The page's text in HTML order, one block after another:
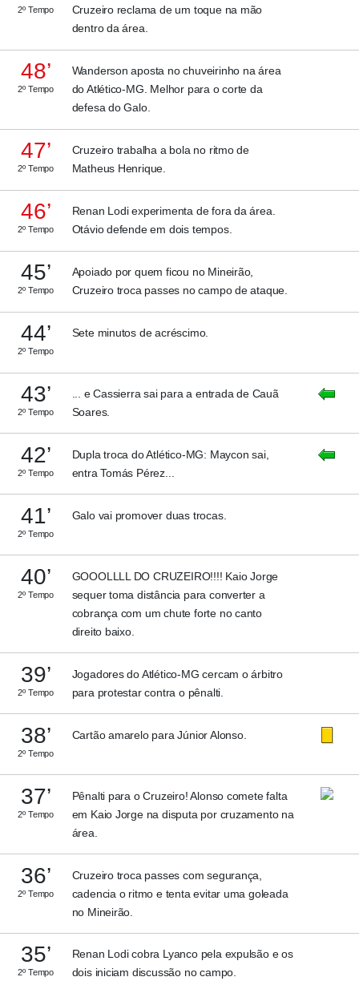
2º Tempo
Cruzeiro reclama de um toque na mão
dentro da área.
48’
2º Tempo
Wanderson aposta no chuveirinho na área
do Atlético-MG. Melhor para o corte da
defesa do Galo.
47’
2º Tempo
Cruzeiro trabalha a bola no ritmo de
Matheus Henrique.
46’
2º Tempo
Renan Lodi experimenta de fora da área.
Otávio defende em dois tempos.
45’
2º Tempo
Apoiado por quem ficou no Mineirão,
Cruzeiro troca passes no campo de ataque.
44’
2º Tempo
Sete minutos de acréscimo.
43’
2º Tempo
... e Cassierra sai para a entrada de Cauã
Soares.
42’
2º Tempo
Dupla troca do Atlético-MG: Maycon sai,
entra Tomás Pérez...
41’
2º Tempo
Galo vai promover duas trocas.
40’
2º Tempo
GOOOLLLL DO CRUZEIRO!!!! Kaio Jorge
sequer toma distância para converter a
cobrança com um chute forte no canto
direito baixo.
39’
2º Tempo
Jogadores do Atlético-MG cercam o árbitro
para protestar contra o pênalti.
38’
2º Tempo
Cartão amarelo para Júnior Alonso.
37’
2º Tempo
Pênalti para o Cruzeiro! Alonso comete falta
em Kaio Jorge na disputa por cruzamento na
área.
36’
2º Tempo
Cruzeiro troca passes com segurança,
cadencia o ritmo e tenta evitar uma goleada
no Mineirão.
35’
2º Tempo
Renan Lodi cobra Lyanco pela expulsão e os
dois iniciam discussão no campo.